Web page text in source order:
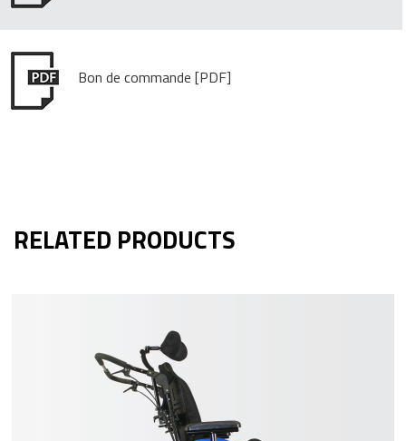
Bon de commande
RELATED PRODUCTS